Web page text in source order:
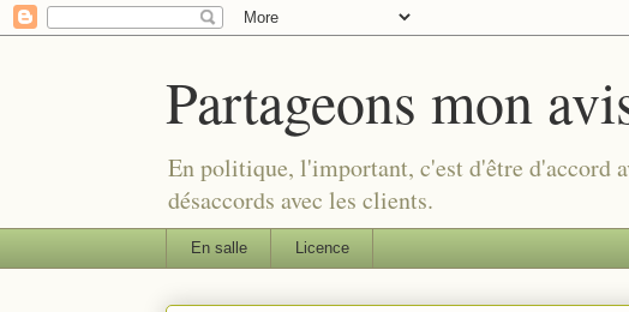
Partageons mon
En politique, l'important, c'est d'être d'accord
désaccords avec les clients.
En salle Licence